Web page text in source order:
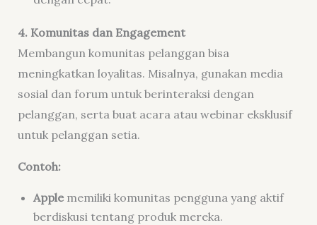
4. Komunitas dan Engagement
Membangun komunitas pelanggan bisa
meningkatkan loyalitas. Misalnya, gunakan media
sosial dan forum untuk berinteraksi dengan
pelanggan, serta buat acara atau webinar eksklusif
untuk pelanggan setia.
Contoh:
Applememiliki komunitas pengguna yang aktif
berdiskusi tentang produk mereka.